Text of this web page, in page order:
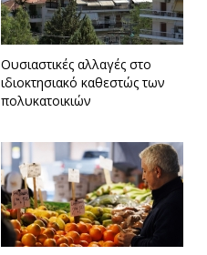
Ουσιαστικές αλλαγές στο
ιδιοκτησιακό καθεστώς των
πολυκατοικιών